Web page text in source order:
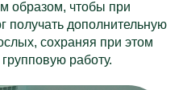
образом, чтобы при
получать дополнительную
сохраняя при этом
работу.